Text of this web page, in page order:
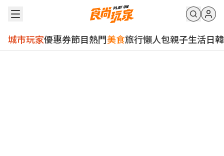
城市玩家優惠券節目熱門美食旅行懶人包親子生活日韓